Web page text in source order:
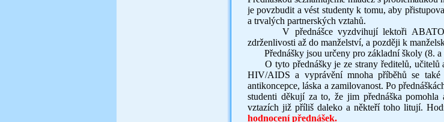
je povzbudit a vést studenty k tomu, aby
a trvalých partnerských vztahů.
V přednášce vyzdvihují lektoři ABATOP
zdrženlivosti až do manželství, a později k
Přednášky jsou určeny pro základní školy (8. a
O tyto přednášky je ze strany ředitelů,
HIV/AIDS a vyprávění mnoha příběhů se
antikoncepce, láska a zamilovanost. Po
studenti děkují za to, že jim přednáška
vztazích již příliš daleko a někteří toho litují.
hodnocení přednášek.